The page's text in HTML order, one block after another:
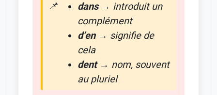
dans→ introduit un
complément
d’en→ signifie de
cela
dent→ nom, souvent
au pluriel